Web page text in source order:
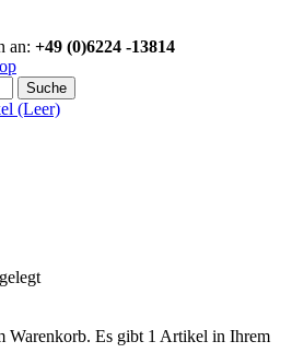
an: +49 (0)6224 -13814
Suche
(Leer)
Warenkorb. Es gibt 1 Artikel in Ihrem